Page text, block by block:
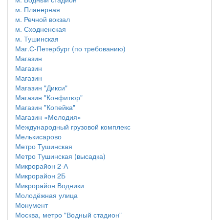
м. Планерная
м. Речной вокзал
м. Сходненская
м. Тушинская
Маг.С-Петербург (по требованию)
Магазин
Магазин
Магазин
Магазин "Дикси"
Магазин "Конфитюр"
Магазин "Копейка"
Магазин «Мелодия»
Международный грузовой комплекс
Мелькисарово
Метро Тушинская
Метро Тушинская (высадка)
Микрорайон 2-А
Микрорайон 2Б
Микрорайон Водники
Молодёжная улица
Монумент
Москва, метро "Водный стадион"